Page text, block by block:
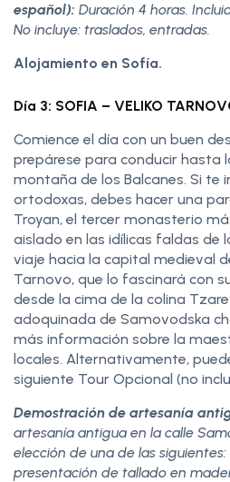
español): Duración 4 horas.
No incluye: traslados, entradas.
Alojamiento en Sofía.
Día 3: SOFIA – VELIKO
Comience el día con un buen
prepárese para conducir hasta
montaña de los Balcanes. Si te
ortodoxas, debes hacer una
Troyan, el tercer monasterio
aislado en las idílicas faldas de
viaje hacia la capital medieval
Tarnovo, que lo fascinará con
desde la cima de la colina
adoquinada de Samovodska
más información sobre la
locales. Alternativamente,
siguiente Tour Opcional (no
Demostración de artesanía
artesanía antigua en la calle
elección de una de las
presentación de tallado en